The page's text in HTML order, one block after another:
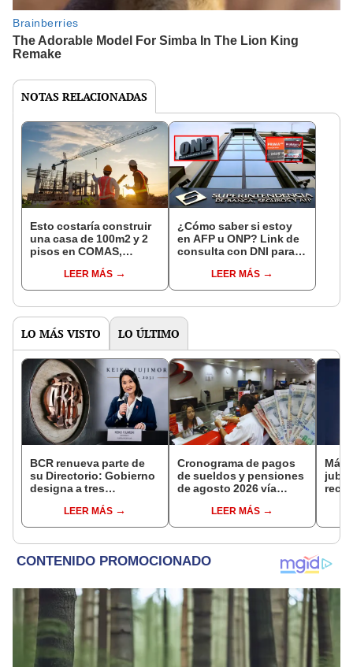
NOTAS RELACIONADAS
Esto costaría construir
una casa de 100m2 y 2
pisos en COMAS,
distritos de LIMA
NORTE
LEER MÁS
¿Cómo saber si estoy
en AFP u ONP? Link de
consulta con DNI para
pensiones estás
LEER MÁS
LO MÁS VISTO LO ÚLTIMO
BCR renueva parte de
su Directorio: Gobierno
designa a tres
EjecutivoLEER MÁS
Cronograma de pagos
de sueldos y pensiones
de agosto 2026 vía
conoce las fechas de
depósito
LEER MÁS
Más